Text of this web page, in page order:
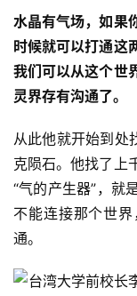
水晶有气场，如果
时候就可以打通这
我们可以从这个世
灵界存有沟通了。
从此他就开始到处
克陨石。他找了上
“气的产生器”，就
不能连接那个世
通。